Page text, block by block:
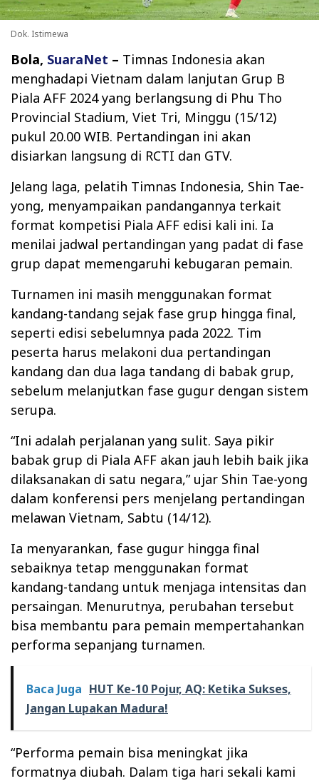
Dok. Istimewa
Bola, SuaraNet – Timnas Indonesia akan
menghadapi Vietnam dalam lanjutan Grup B
Piala AFF 2024 yang berlangsung di Phu Tho
Provincial Stadium, Viet Tri, Minggu (15/12)
pukul 20.00 WIB. Pertandingan ini akan
disiarkan langsung di RCTI dan GTV.
Jelang laga, pelatih Timnas Indonesia, Shin Tae-
yong, menyampaikan pandangannya terkait
format kompetisi Piala AFF edisi kali ini. Ia
menilai jadwal pertandingan yang padat di fase
grup dapat memengaruhi kebugaran pemain.
Turnamen ini masih menggunakan format
kandang-tandang sejak fase grup hingga final,
seperti edisi sebelumnya pada 2022. Tim
peserta harus melakoni dua pertandingan
kandang dan dua laga tandang di babak grup,
sebelum melanjutkan fase gugur dengan sistem
serupa.
“Ini adalah perjalanan yang sulit. Saya pikir
babak grup di Piala AFF akan jauh lebih baik jika
dilaksanakan di satu negara,” ujar Shin Tae-yong
dalam konferensi pers menjelang pertandingan
melawan Vietnam, Sabtu (14/12).
Ia menyarankan, fase gugur hingga final
sebaiknya tetap menggunakan format
kandang-tandang untuk menjaga intensitas dan
persaingan. Menurutnya, perubahan tersebut
bisa membantu para pemain mempertahankan
performa sepanjang turnamen.
Baca Juga HUT Ke-10 Pojur, AQ: Ketika Sukses,
Jangan Lupakan Madura!
“Performa pemain bisa meningkat jika
formatnya diubah. Dalam tiga hari sekali kami